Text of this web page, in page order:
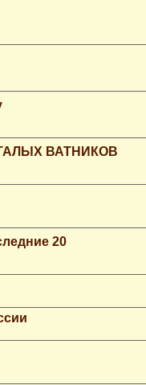
ВАТНИКОВ
20